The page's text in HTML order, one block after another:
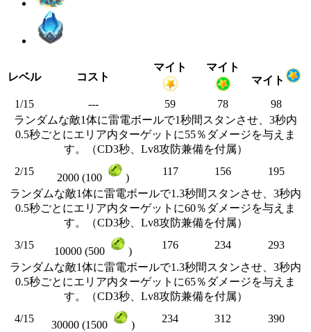
レベル コスト
マイト
マイト
マイト
1/15
--- 59 78
98
ランダムな敵1体に雷電ボールで1秒間スタンさせ、3秒内
0.5秒ごとにエリア内ターゲットに55％ダメージを与えま
す。（CD3秒、Lv8攻防兼備を付属）
2/15
2000 (100 )
117 156
195
ランダムな敵1体に雷電ボールで1.3秒間スタンさせ、3秒内
0.5秒ごとにエリア内ターゲットに60％ダメージを与えま
す。（CD3秒、Lv8攻防兼備を付属）
3/15
10000 (500 )
176 234
293
ランダムな敵1体に雷電ボールで1.3秒間スタンさせ、3秒内
0.5秒ごとにエリア内ターゲットに65％ダメージを与えま
す。（CD3秒、Lv8攻防兼備を付属）
4/15
30000 (1500 )
234 312
390